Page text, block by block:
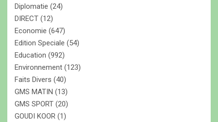
Diplomatie (24)
DIRECT (12)
Economie (647)
Edition Speciale (54)
Education (992)
Environnement (123)
Faits Divers (40)
GMS MATIN (13)
GMS SPORT (20)
GOUDI KOOR (1)